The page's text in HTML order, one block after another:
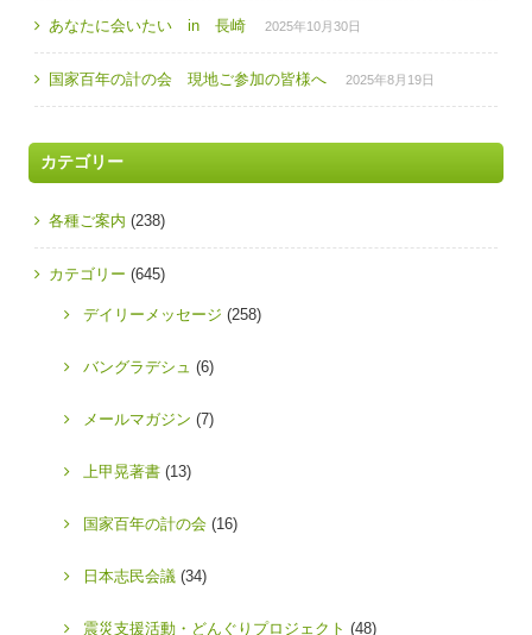
あなたに会いたい in 長崎 2025年10月30日
国家百年の計の会 現地ご参加の皆様へ 2025年8月19日
カテゴリー
各種ご案内 (238)
カテゴリー (645)
デイリーメッセージ (258)
バングラデシュ (6)
メールマガジン (7)
上甲晃著書 (13)
国家百年の計の会 (16)
日本志民会議 (34)
震災支援活動・どんぐりプロジェクト (48)